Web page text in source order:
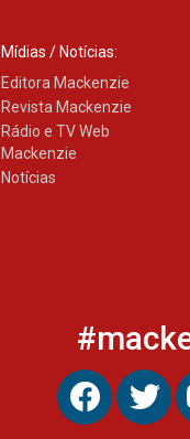
Mídias / Notícias:
Editora Mackenzie
Revista Mackenzie
Rádio e TV Web
Mackenzie
Notícias